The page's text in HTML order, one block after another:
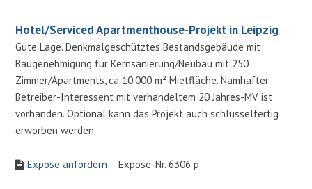
Hotel/Serviced Apartmenthouse-Projekt in Leipzig
Gute Lage. Denkmalgeschütztes Bestandsgebäude mit
Baugenehmigung für Kernsanierung/Neubau mit 250
Zimmer/Apartments, ca 10.000 m² Mietfläche. Namhafter
Betreiber-Interessent mit verhandeltem 20 Jahres-MV ist
vorhanden. Optional kann das Projekt auch schlüsselfertig
erworben werden.
Expose anfordern Expose-Nr. 6306 p